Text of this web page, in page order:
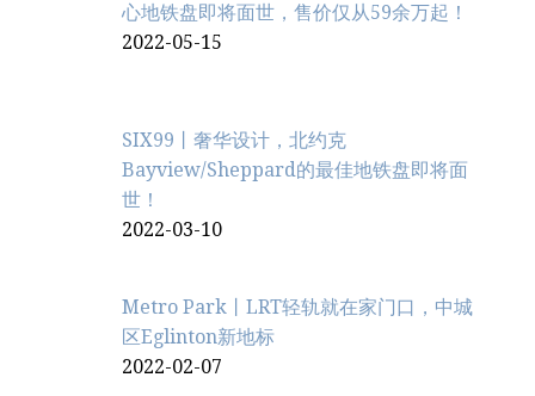
心地铁盘即将面世，售价仅从59余万起！
2022-05-15
SIX99丨奢华设计，北约克
Bayview/Sheppard的最佳地铁盘即将面
世！
2022-03-10
Metro Park丨LRT轻轨就在家门口，中城
区Eglinton新地标
2022-02-07